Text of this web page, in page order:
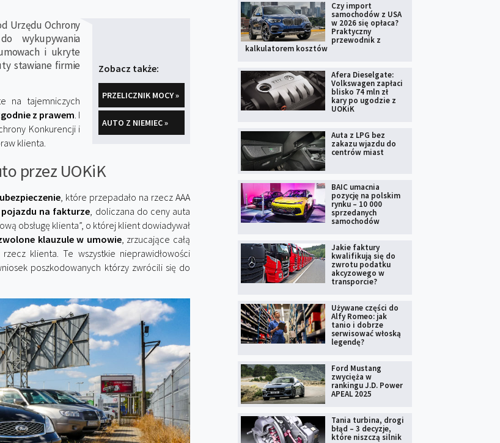
Zobacz także:
PRZELICZNIK MOCY »
AUTO Z NIEMIEC »
Urzędu Ochrony
wykupywania
i ukryte
stawiane firmie
na tajemniczych
z prawem. I
Konkurencji i
klienta.
przez UOKiK
, które przepadało na rzecz AAA
na fakturze, doliczana do ceny auta
obsługę klienta”, o której klient dowiadywał
klauzule w umowie, zrzucające całą
klienta. Te wszystkie nieprawidłowości
poszkodowanych którzy zwrócili się do
Czy import
samochodów z USA
w 2026 się opłaca?
Praktyczny
przewodnik z
kalkulatorem kosztów
Afera Dieselgate:
Volkswagen zapłaci
blisko 74 mln zł
kary po ugodzie z
UOKiK
Auta z LPG bez
zakazu wjazdu do
centrów miast
BAIC umacnia
pozycję na polskim
rynku – 10 000
sprzedanych
samochodów
Jakie faktury
kwalifikują się do
zwrotu podatku
akcyzowego w
transporcie?
Używane części do
Alfy Romeo: jak
tanio i dobrze
serwisować włoską
legendę?
Ford Mustang
zwycięża w
rankingu J.D. Power
APEAL 2025
Tania turbina, drogi
błąd – 3 decyzje,
które niszczą silnik